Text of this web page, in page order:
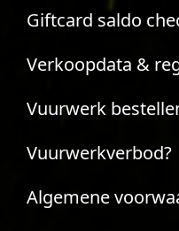
Giftcard saldo
Verkoopdata &
Vuurwerk
Vuurwerkverbod?
Algemene